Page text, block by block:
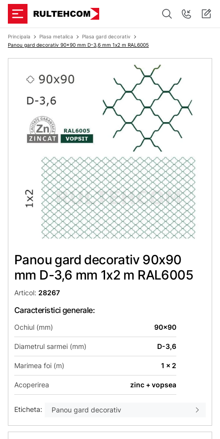
Principala Plasa metalica
Plasa gard decorativ
Panou gard decorativ 90x90 mm D-3,6 mm 1х2 m RAL6005
Panou gard decorativ 90x90
mm D-3,6 mm 1х2 m RAL6005
Articol: 28267
Caracteristici generale:
Ochiul (mm) 90x90
Diametrul sarmei (mm) D-3,6
Marimea foi (m) 1 x 2
Acoperirea zinc + vopsea
Eticheta: Panou gard decorativ